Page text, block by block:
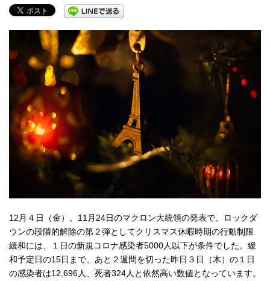
12月４日（金）、11月24日のマクロン大統領の発表で、ロックダ
ウンの段階的解除の第２弾としてクリスマス休暇時期の行動制限
緩和には、１日の新規コロナ感染者5000人以下が条件でした。緩
和予定日の15日まで、あと２週間を切った昨日３日（木）の１日
の感染者は12,696人、死者324人と依然高い数値となっています。